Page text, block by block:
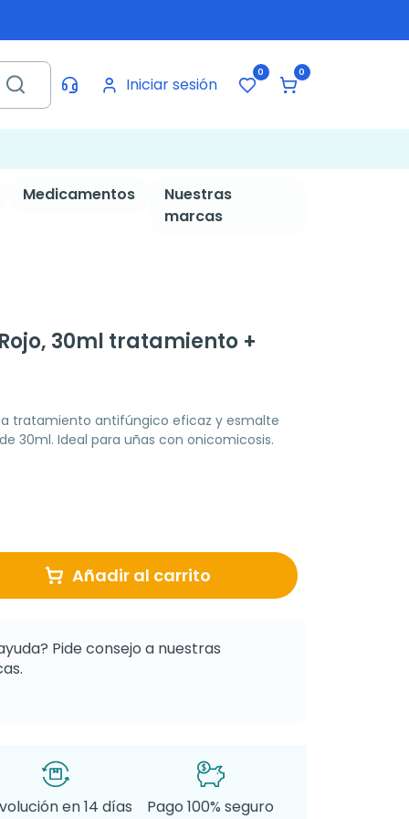
Iniciar sesión
0 0
Medicamentos
Nuestras
marcas
30ml tratamiento +
tratamiento antifúngico eficaz y esmalte
30ml. Ideal para uñas con onicomicosis.
Añadir al carrito
Pide consejo a nuestras
en 14 días
Pago 100% seguro